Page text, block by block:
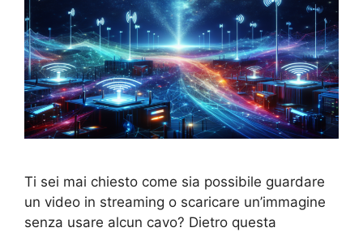
Ti sei mai chiesto come sia possibile guardare
un video in streaming o scaricare un’immagine
senza usare alcun cavo? Dietro questa